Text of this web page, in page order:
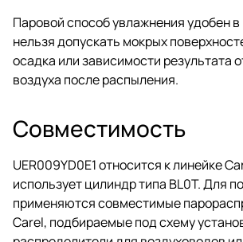
Паровой способ увлажнения удобен в
нельзя допускать мокрых
осадка или зависимости результата
воздуха после распыления.
Совместимость
UER009YD0E1 относится к линейке
использует цилиндр типа BL0T. Для
применяются совместимые
Carel, подбираемые под схему